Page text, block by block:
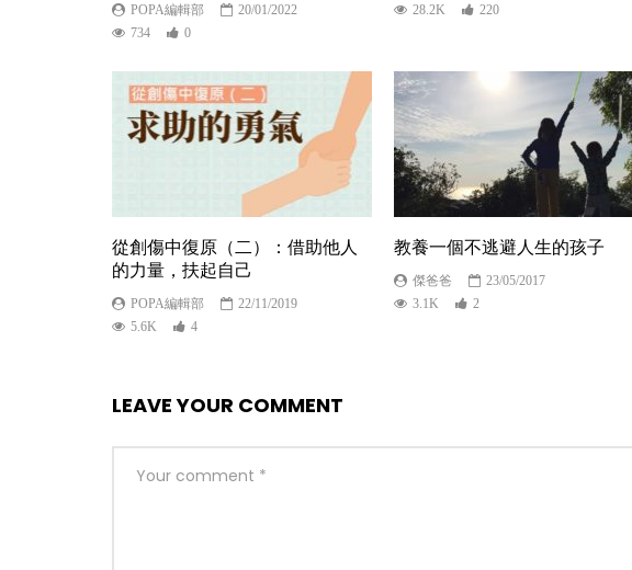
POPA編輯部
20/01/2022
734
0
28.2K
220
從創傷中復原（二）：借助他人
的力量，扶起自己
POPA編輯部
22/11/2019
5.6K
4
教養一個不逃避人生的孩子
傑爸爸
23/05/2017
3.1K
2
LEAVE YOUR COMMENT